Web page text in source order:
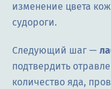
изменение цвета
судороги.
Следующий шаг —
подтвердить
количество яда,